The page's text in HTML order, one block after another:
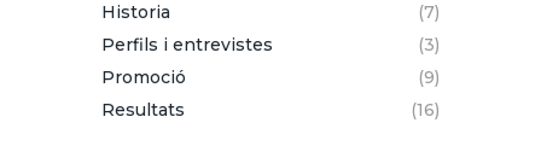
Historia
(7)
Perfils i entrevistes
(3)
Promoció
(9)
Resultats
(16)